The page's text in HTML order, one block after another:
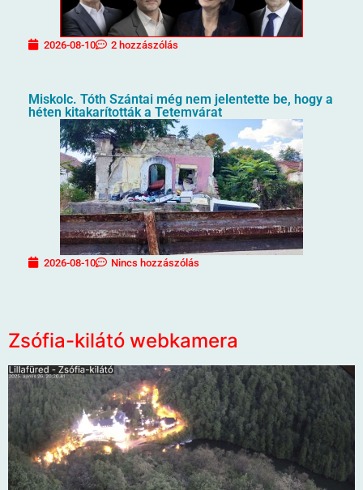
2026-08-10 2 hozzászólás
Miskolc. Tóth Szántai még nem jelentette be, hogy a
héten kitakarították a Tetemvárat
2026-08-10 Nincs hozzászólás
Zsófia-kilátó webkamera